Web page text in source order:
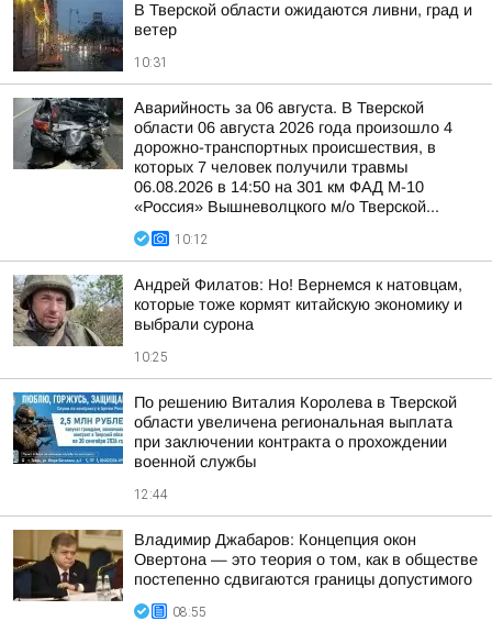
В Тверской области ожидаются ливни, град и
ветер
10:31
Аварийность за 06 августа. В Тверской
области 06 августа 2026 года произошло 4
дорожно-транспортных происшествия, в
которых 7 человек получили травмы
06.08.2026 в 14:50 на 301 км ФАД М-10
«Россия» Вышневолцкого м/о Тверской...
10:12
Андрей Филатов: Но! Вернемся к натовцам,
которые тоже кормят китайскую экономику и
выбрали сурона
10:25
По решению Виталия Королева в Тверской
области увеличена региональная выплата
при заключении контракта о прохождении
военной службы
12:44
Владимир Джабаров: Концепция окон
Овертона — это теория о том, как в обществе
постепенно сдвигаются границы допустимого
08:55